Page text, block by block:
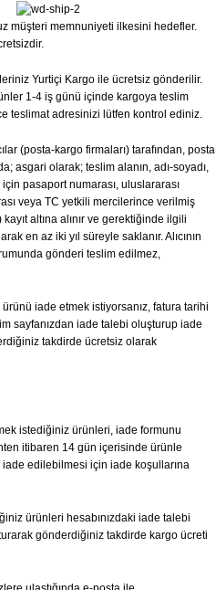
müşteri memnuniyeti ilkesini hedefler.
Yurtiçi Kargo ile ücretsiz gönderilir.
1-4 iş günü içinde kargoya teslim
teslimat adresinizi lütfen kontrol ediniz.
(posta-kargo firmaları) tarafından, posta
asgari olarak; teslim alanın, adı-soyadı,
pasaport numarası, uluslararası
veya TC yetkili mercilerince verilmiş
altına alınır ve gerektiğinde ilgili
en az iki yıl süreyle saklanır. Alıcının
gönderi teslim edilmez,
ürünü iade etmek istiyorsanız, fatura tarihi
sayfanızdan iade talebi oluşturup iade
takdirde ücretsiz olarak
istediğiniz ürünleri, iade formunu
itibaren 14 gün içerisinde ürünle
edilebilmesi için iade koşullarına
ürünleri hesabınızdaki iade talebi
gönderdiğiniz takdirde kargo ücreti